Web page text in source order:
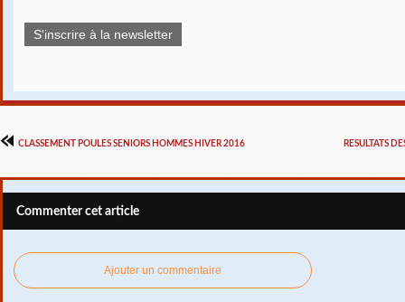
S'inscrire à la newsletter
CLASSEMENT POULES SENIORS HOMMES HIVER 2016 RESULTATS
Commenter cet article
Ajouter un commentaire